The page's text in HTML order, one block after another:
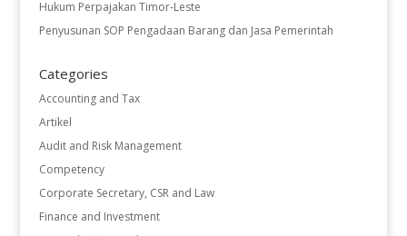
Hukum Perpajakan Timor-Leste
Penyusunan SOP Pengadaan Barang dan Jasa Pemerintah
Categories
Accounting and Tax
Artikel
Audit and Risk Management
Competency
Corporate Secretary, CSR and Law
Finance and Investment